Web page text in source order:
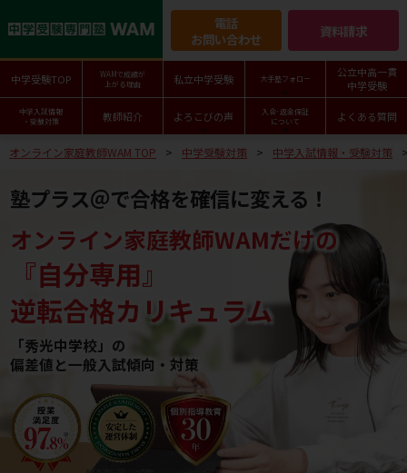
電話
お問い合わせ
資料請求
中学受験TOP
WAMで成績が
上がる理由
私立中学受験 大手塾フォロー
公立中高一貫
中学受験
中学入試情報
・受験対策
教師紹介 よろこびの声
入会･返金保証
について
よくある質問
オンライン家庭教師WAM TOP 中学受験対策 中学入試情報・受験対策
塾プラス＠で合格を確信に変える！
オンライン家庭教師WAMだけの
『自分専用』
逆転合格カリキュラム
「秀光中学校」の
偏差値と一般入試傾向・対策